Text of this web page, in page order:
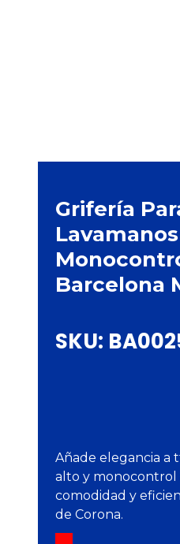
Grifería
Lavamanos
Barcelona
SKU:
Añade elegancia a
alto y monocontrol
comodidad y
de Corona.